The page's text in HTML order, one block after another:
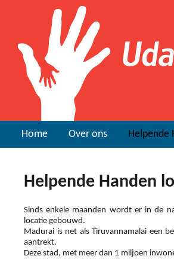
Home Over ons Helpende
Helpende Handen
Sinds enkele maanden wordt er in de
locatie gebouwd.
Madurai is net als Tiruvannamalai een
aantrekt.
Deze stad, met meer dan 1 miljoen